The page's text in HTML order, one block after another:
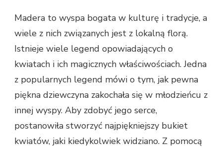
Madera to wyspa bogata w kulturę i tradycje, a
wiele z nich związanych jest z lokalną florą.
Istnieje wiele legend opowiadających o
kwiatach i ich magicznych właściwościach. Jedna
z popularnych legend mówi o tym, jak pewna
piękna dziewczyna zakochała się w młodzieńcu z
innej wyspy. Aby zdobyć jego serce,
postanowiła stworzyć najpiękniejszy bukiet
kwiatów, jaki kiedykolwiek widziano. Z pomocą